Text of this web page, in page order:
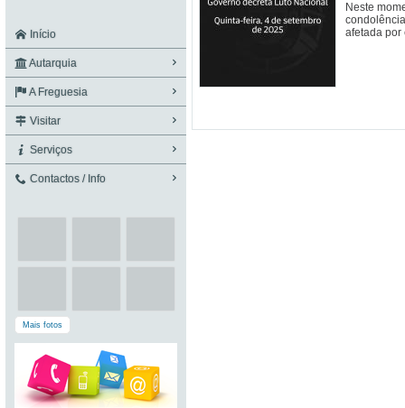
Início
Autarquia
A Freguesia
Visitar
Serviços
Contactos / Info
Mais fotos
Neste
afetada por